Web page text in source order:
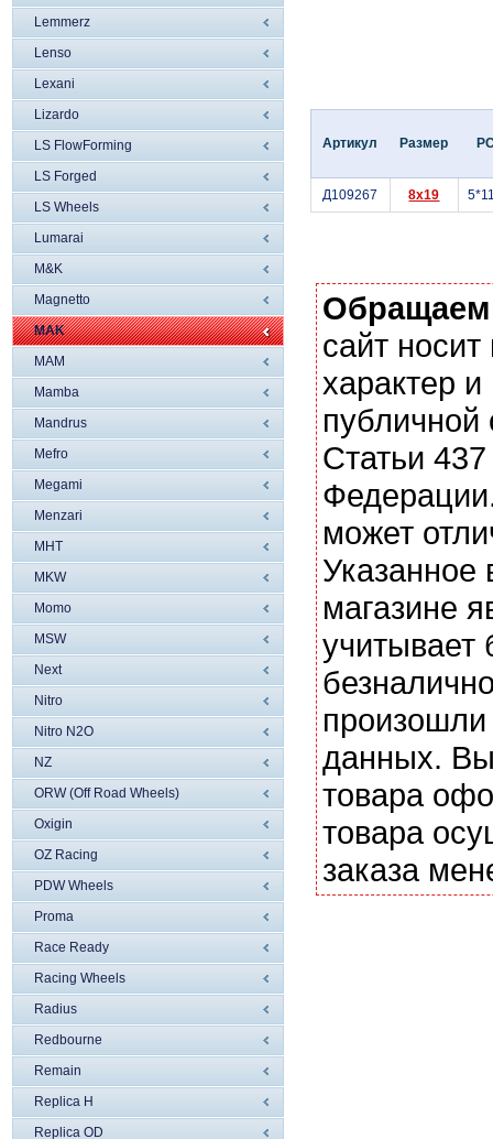
Lemmerz
Lenso
Lexani
Lizardo
LS FlowForming
LS Forged
LS Wheels
Lumarai
M&K
Magnetto
MAK
MAM
Mamba
Mandrus
Mefro
Megami
Menzari
MHT
MKW
Momo
MSW
Next
Nitro
Nitro N2O
NZ
ORW (Off Road Wheels)
Oxigin
OZ Racing
PDW Wheels
Proma
Race Ready
Racing Wheels
Radius
Redbourne
Remain
Replica H
Replica OD
Артикул Размер
Д109267 8x19
сайт
характер
Статьи
может
магазине
учитывает
данных. Вы
товара
товара
заказа